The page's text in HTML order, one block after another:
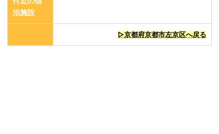
泊施設
▷京都府京都市左京区へ戻る